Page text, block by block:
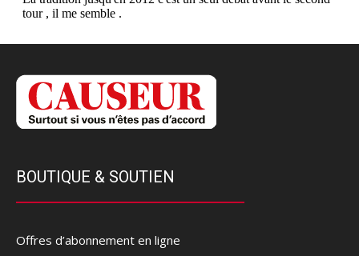
BOUTIQUE & SOUTIEN
Offres d’abonnement en ligne